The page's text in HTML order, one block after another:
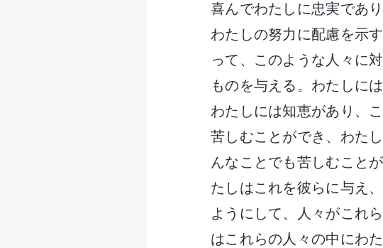
喜んでわたしに忠実であ
わたしの努力に配慮を示
って、このような人々に
ものを与える。わたしに
わたしには知恵があり、
苦しむことができ、わた
んなことでも苦しむこと
たしはこれを彼らに与え
ようにして、人々がこれ
はこれらの人々の中にわ